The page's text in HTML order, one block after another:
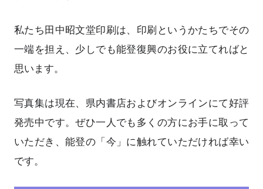
私たち田中昭文堂印刷は、印刷というかたちでその
一端を担え、少しでも能登復興のお役に立てればと
思います。
写真集は現在、県内書店およびオンラインにて好評
発売中です。ぜひ一人でも多くの方にお手に取って
いただき、能登の「今」に触れていただければ幸い
です。